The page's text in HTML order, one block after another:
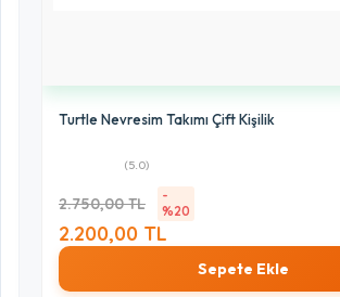
Turtle Nevresim Takımı Çift Kişilik
(5.0)
2.750,00 TL
-
%20
2.200,00 TL
Sepete Ekle